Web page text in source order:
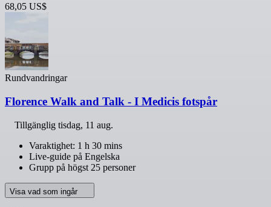
68,05 US$
Rundvandringar
Florence Walk and Talk - I Medicis fotspår
Tillgänglig tisdag, 11 aug.
Varaktighet: 1 h 30 mins
Live-guide på Engelska
Grupp på högst 25 personer
Visa vad som ingår